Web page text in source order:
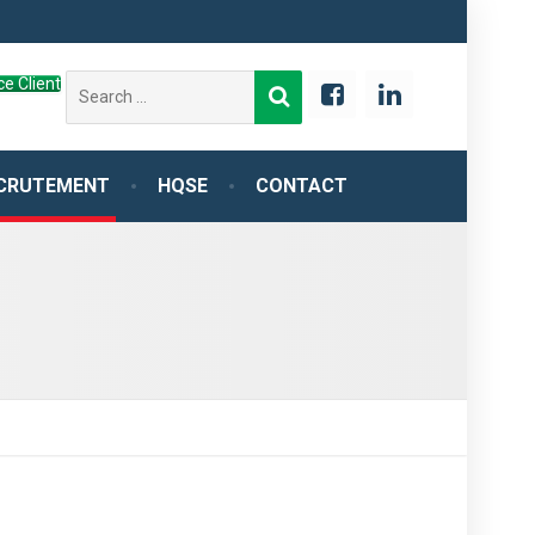
HQSE CONTACT
Client
for: